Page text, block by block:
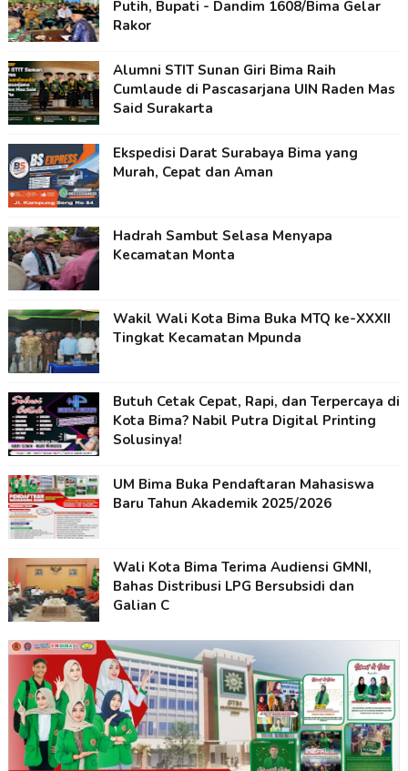
Putih, Bupati - Dandim 1608/Bima Gelar
Rakor
Alumni STIT Sunan Giri Bima Raih
Cumlaude di Pascasarjana UIN Raden Mas
Said Surakarta
Ekspedisi Darat Surabaya Bima yang
Murah, Cepat dan Aman
Hadrah Sambut Selasa Menyapa
Kecamatan Monta
Wakil Wali Kota Bima Buka MTQ ke-XXXII
Tingkat Kecamatan Mpunda
Butuh Cetak Cepat, Rapi, dan Terpercaya di
Kota Bima? Nabil Putra Digital Printing
Solusinya!
UM Bima Buka Pendaftaran Mahasiswa
Baru Tahun Akademik 2025/2026
Wali Kota Bima Terima Audiensi GMNI,
Bahas Distribusi LPG Bersubsidi dan
Galian C